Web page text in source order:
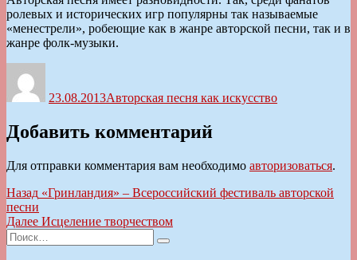
ролевых и исторических игр популярны так называемые
«менестрели», робеющие как в жанре авторской песни, так и в
жанре фолк-музыки.
23.08.2013Авторская песня как искусство
Добавить комментарий
Для отправки комментария вам необходимо авторизоваться.
Навигация
по
записям
Назад Предыдущая
«Гринландия» – Всероссийский фестиваль авторской
песни
Далее Следующая
Исцеление творчеством
Искать:
Поиск